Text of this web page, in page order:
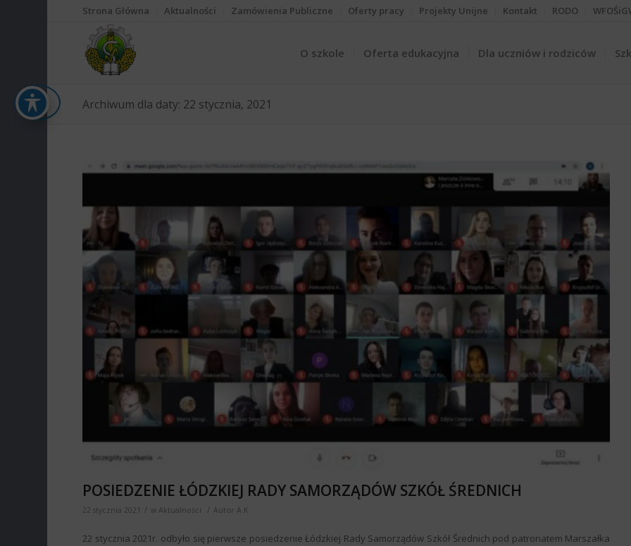
Strona Główna Aktualności Zamówienia Publiczne Oferty pracy Projekty Unijne Kontakt RODO
O szkole Oferta edukacyjna Dla uczniów i rodziców
Archiwum dla daty: 22 stycznia, 2021
POSIEDZENIE ŁÓDZKIEJ RADY SAMORZĄDÓW SZKÓŁ ŚREDNICH
22 stycznia 2021 / wAktualności / AutorA K
22 stycznia 2021r. odbyło się pierwsze posiedzenie Łódzkiej Rady Samorządów Szkół Średnich pod patronatem Marszałka